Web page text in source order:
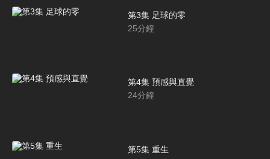
第3集 足球的零
25分鐘
第4集 預感與直覺
24分鐘
第5集 重生